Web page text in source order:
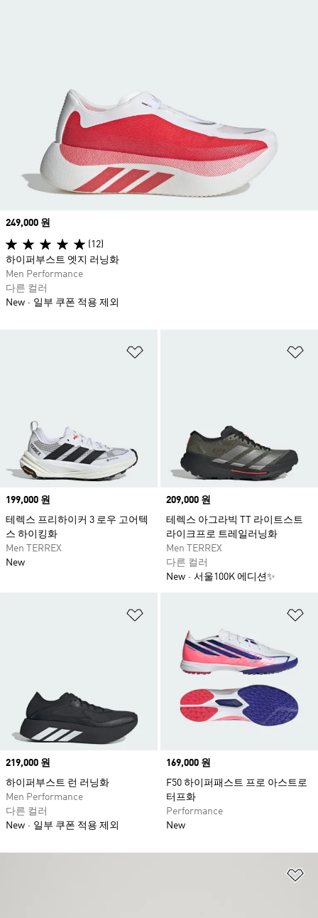
Price
199,000 원
테렉스 프리하이커 3 로우 고어텍
스 하이킹화
Men TERREX
New
Price
209,000 원
테렉스 아그라빅 TT 라이트스트
라이크프로 트레일러닝화
Men TERREX
다른 컬러
New
서울100K 에디션✨
Price
219,000 원
하이퍼부스트 런 러닝화
Men Performance
다른 컬러
New
일부 쿠폰 적용 제외
Price
169,000 원
F50 하이퍼패스트 프로 아스트로
터프화
Performance
New
Price
249,000 원
(12)
하이퍼부스트 엣지 러닝화
Men Performance
다른 컬러
New
일부 쿠폰 적용 제외